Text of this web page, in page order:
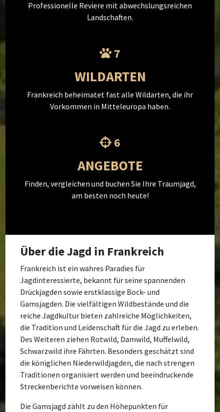
Professionelle Reviere mit abwechslungsreichen
Landschaften.
7
WILDARTEN
Frankreich beheimatet fast alle Wildarten, die ihr
Vorkommen in Mitteleuropa haben.
6
ANGEBOTE
Finden, vergleichen und buchen Sie Ihre Traumjagd,
am besten noch heute!
Über die Jagd in Frankreich
Frankreich ist ein wahres Paradies für
Jagdinteressierte, bekannt für seine spannenden
Drückjagden sowie erstklassige Bock- und
Gamsjagden. Die vielfältigen Wildbestände und die
reiche Jagdkultur bieten zahlreiche Möglichkeiten,
die Tradition und Leidenschaft für die Jagd zu erleben.
Des Weiteren ziehen Rotwild, Damwild, Muffelwild,
Schwarzwild ihre Fährten. Besonders geschätzt sind
die königlichen Niederwildjagden, die nach strengen
Traditionen organisiert werden und beeindruckende
Streckenberichte vorweisen können.
Die Gamsjagd zählt zu den Höhepunkten für